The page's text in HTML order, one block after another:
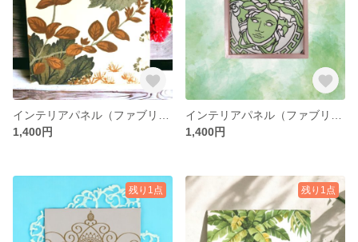
1,400円
1,400円
残り1点 残り1点